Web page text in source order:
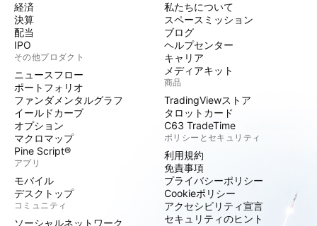
経済
決算
配当
IPO
その他プロダクト
ニュースフロー
ポートフォリオ
ファンダメンタルグラフ
イールドカーブ
オプション
マクロマップ
Pine Script®
アプリ
モバイル
デスクトップ
コミュニティ
ソーシャルネットワーク
私たちについて
スペースミッション
ブログ
ヘルプセンター
キャリア
メディアキット
商品
TradingViewストア
タロットカード
C63 TradeTime
ポリシーとセキュリティ
利用規約
免責事項
プライバシーポリシー
Cookieポリシー
アクセシビリティ宣言
セキュリティのヒント